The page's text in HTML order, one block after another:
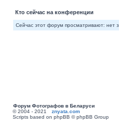
Кто сейчас на конференции
Сейчас этот форум просматривают: нет
Форум Фотографов в Беларуси
© 2004 - 2021 znyata.com
Scripts based on phpBB © phpBB Group